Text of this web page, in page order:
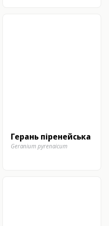
Герань піренейська
Geranium pyrenaicum